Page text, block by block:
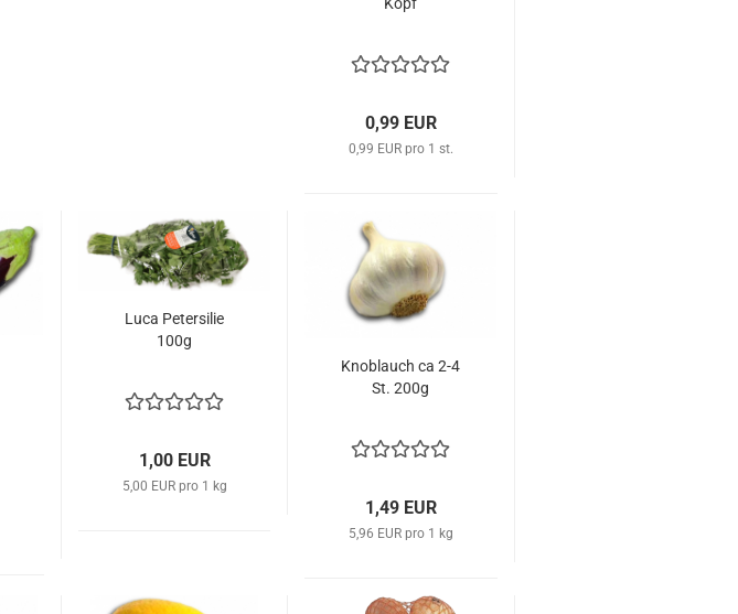
0,99 EUR
0,99 EUR pro 1 st.
Luca Pe­ter­si­lie
100g
1,00 EUR
5,00 EUR pro 1 kg
Knob­lauch ca 2-4
St. 200g
1,49 EUR
5,96 EUR pro 1 kg